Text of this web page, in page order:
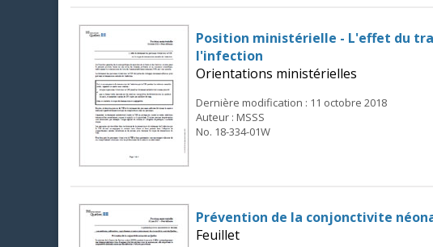
Position ministérielle - L'effet du
l'infection
Orientations ministérielles
Dernière modification : 11 octobre 2018
Auteur : MSSS
No. 18-334-01W
Prévention de la conjonctivite
Feuillet